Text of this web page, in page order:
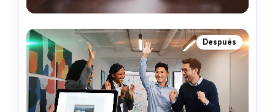
Después